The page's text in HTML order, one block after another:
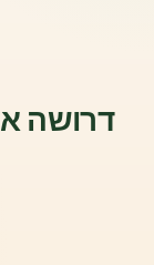
דרושה